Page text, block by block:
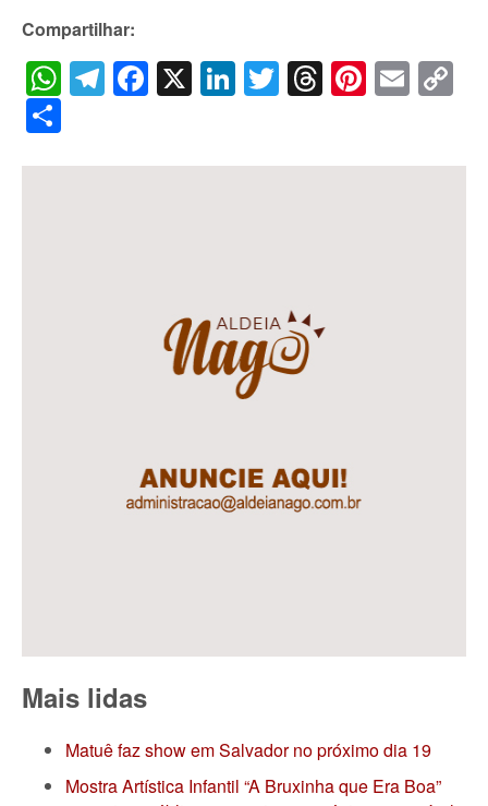
Compartilhar:
WhatsApp
Telegram
Facebook
X LinkedIn
Twitter
Threads
Mais lidas
Matuê faz show em Salvador no próximo dia 19
Mostra Artística Infantil “A Bruxinha que Era Boa”